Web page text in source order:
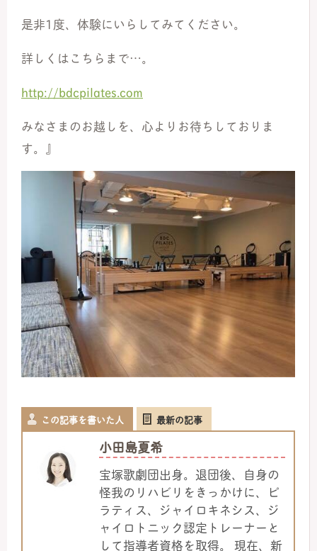
是非1度、体験にいらしてみてください。
詳しくはこちらまで…。
http://bdcpilates.com
みなさまのお越しを、心よりお待ちしておりま
す。』
この記事を書いた人 最新の記事
小田島夏希
宝塚歌劇団出身。退団後、自身の
怪我のリハビリをきっかけに、ピ
ラティス、ジャイロキネシス、ジ
ャイロトニック認定トレーナーと
して指導者資格を取得。 現在、新